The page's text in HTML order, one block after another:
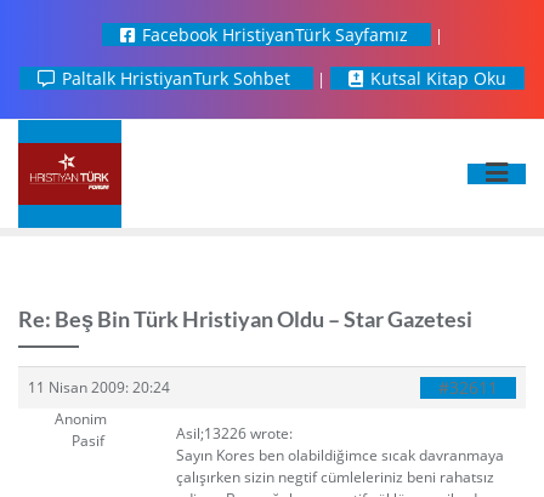
Facebook HristiyanTürk Sayfamız
Paltalk HristiyanTurk Sohbet
Kutsal Kitap Oku
Re: Beş Bin Türk Hristiyan Oldu – Star Gazetesi
11 Nisan 2009: 20:24 #32611
Anonim
Pasif
Asil;13226 wrote:
Sayın Kores ben olabildiğimce sıcak davranmaya
çalışırken sizin negtif cümleleriniz beni rahatsız